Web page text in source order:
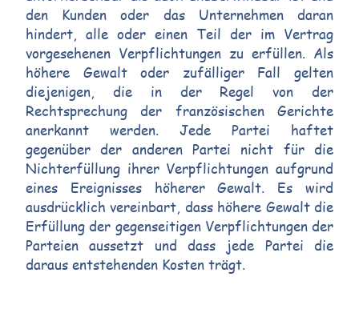
den Kunden oder das Unternehmen daran
hindert, alle oder einen Teil der im Vertrag
vorgesehenen Verpflichtungen zu erfüllen. Als
höhere Gewalt oder zufälliger Fall gelten
diejenigen, die in der Regel von der
Rechtsprechung der französischen Gerichte
anerkannt werden. Jede Partei haftet
gegenüber der anderen Partei nicht für die
Nichterfüllung ihrer Verpflichtungen aufgrund
eines Ereignisses höherer Gewalt. Es wird
ausdrücklich vereinbart, dass höhere Gewalt die
Erfüllung der gegenseitigen Verpflichtungen der
Parteien aussetzt und dass jede Partei die
daraus entstehenden Kosten trägt.